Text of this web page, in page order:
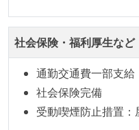
rxjava
carthage
elasticsearch
kibana
テストの実施度
ほとんどのプロダク
施している
ほとんどの機能に受
る
社会保険・福利厚生など
通勤交通費一部支給
社会保険完備
受動喫煙防止措置：